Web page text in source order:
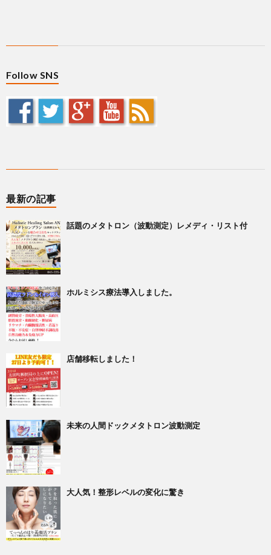
Follow SNS
最新の記事
話題のメタトロン（波動測定）レメディ・リスト付
ホルミシス療法導入しました。
店舗移転しました！
未来の人間ドックメタトロン波動測定
大人気！整形レベルの変化に驚き